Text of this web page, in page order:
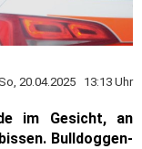
20.04.2025 13:13 Uhr
im Gesicht, an
Bulldoggen-